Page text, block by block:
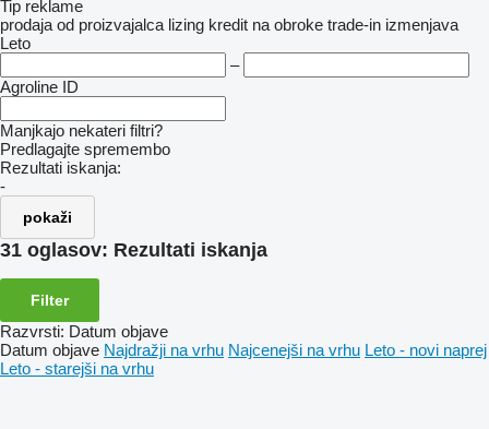
Tip reklame
prodaja od proizvajalca lizing kredit na obroke trade-in izmenjava
Leto
–
Agroline ID
Manjkajo nekateri filtri?
Predlagajte spremembo
Rezultati iskanja:
-
pokaži
31 oglasov: Rezultati iskanja
Filter
Razvrsti: Datum objave
Datum objave Najdražji na vrhu Najcenejši na vrhu Leto - novi naprej
Leto - starejši na vrhu